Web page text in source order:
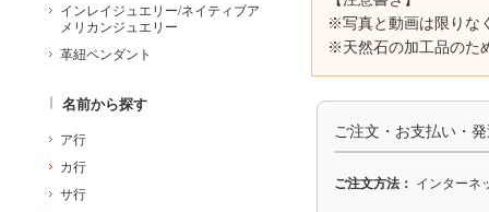
※写真と動画は限りな
※天然石の加工品のた
ご注文・お支払い・
ご注文方法： インターネ
インレイジュエリー/ネイティブア
メリカンジュエリー
革紐ペンダント
名前から探す
ア行
カ行
サ行